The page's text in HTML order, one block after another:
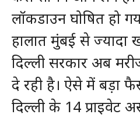
लॉकडाउन घोषित हो
हालात मुंबई से ज्यादा
दिल्ली सरकार अब
दे रही है। ऐसे में बड़ा
दिल्ली के 14 प्राइवेट